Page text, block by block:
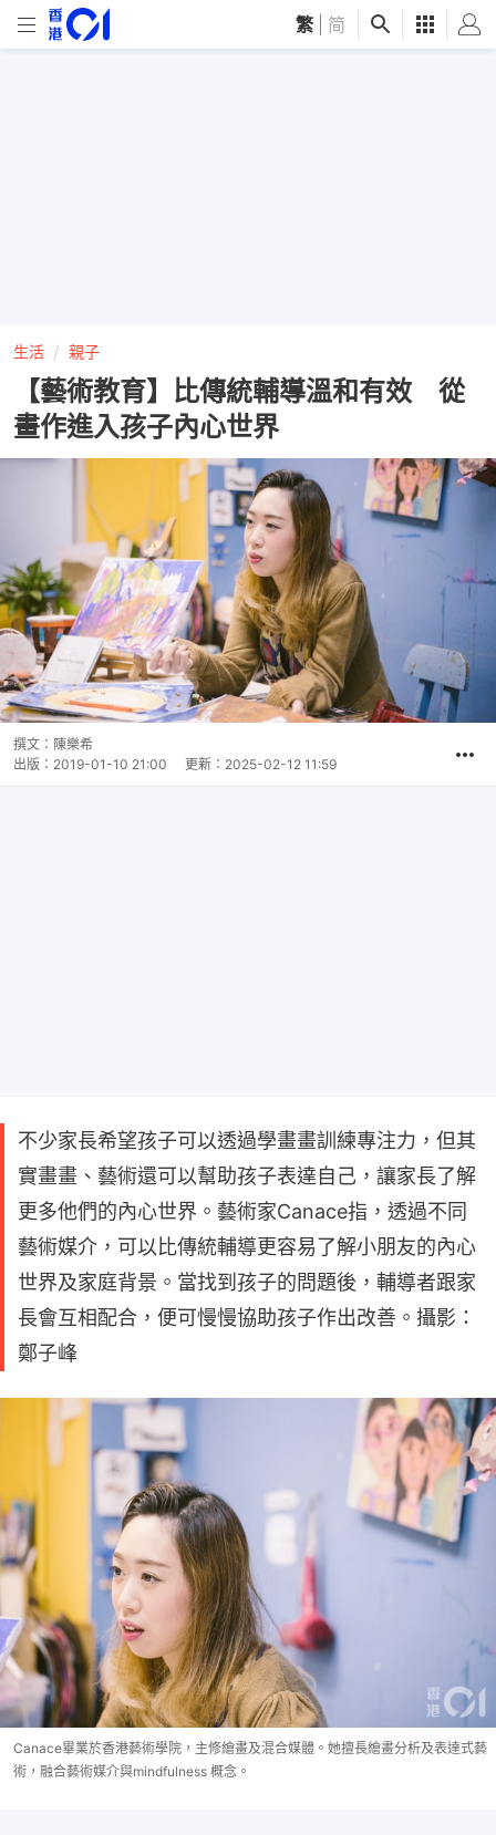
繁 简
生活 親子
【藝術教育】比傳統輔導溫和有效 從
畫作進入孩子內心世界
撰文： 陳樂希
出版： 2019-01-10 21:00 更新： 2025-02-12 11:59
不少家長希望孩子可以透過學畫畫訓練專注力，但其
實畫畫、藝術還可以幫助孩子表達自己，讓家長了解
更多他們的內心世界。藝術家Canace指，透過不同
藝術媒介，可以比傳統輔導更容易了解小朋友的內心
世界及家庭背景。當找到孩子的問題後，輔導者跟家
長會互相配合，便可慢慢協助孩子作出改善。攝影：
鄭子峰
Canace畢業於香港藝術學院，主修繪畫及混合媒體。她擅長繪畫分析及表達式藝
術，融合藝術媒介與mindfulness 概念。